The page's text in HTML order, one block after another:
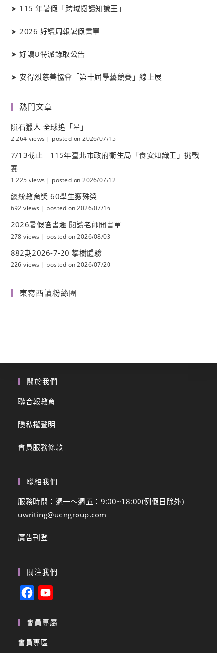
➤ 115 年暑假「跨域閱讀知識王」
➤ 2026 好讀周報暑假書單
➤好讀U特派錄取公告
➤ 安得烈慈善協會「第十屆學藝競賽」線上展
熱門文章
隕石獵人 全球追「星」
2,264 views | posted on 2026/07/15
7/13截止｜115年臺北市政府衛生局「食安知識王」挑戰
賽
1,225 views | posted on 2026/07/12
總統教育獎 60學生獲殊榮
692 views | posted on 2026/07/16
2026暑假嗑書趣 閱讀老師開書單
278 views | posted on 2026/08/03
882期2026-7-20 攀樹體驗
226 views | posted on 2026/07/20
東寫西讀粉絲團
關於我們
聯合報教育
隱私權聲明
會員服務條款
聯絡我們
服務時間：週一～週五：9:00~18:00(例假日除外)
uwriting@udngroup.com
廣告刊登
關注我們
c
e
u
會員專屬
會員專區